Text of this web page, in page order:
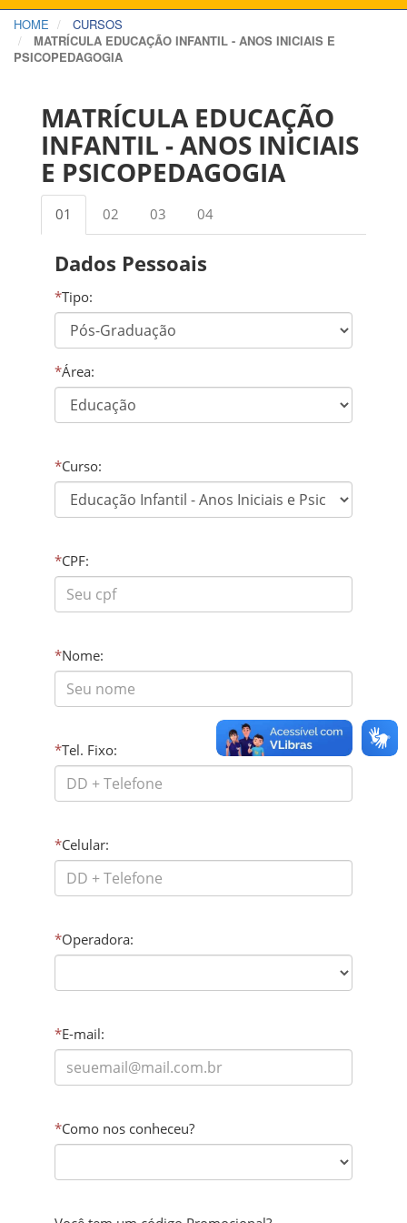
HOME
CURSOS
MATRÍCULA EDUCAÇÃO INFANTIL - ANOS INICIAIS E
PSICOPEDAGOGIA
MATRÍCULA EDUCAÇÃO
INFANTIL - ANOS INICIAIS
E PSICOPEDAGOGIA
01 02 03 04
Dados Pessoais
*Tipo:
*Área:
*Curso:
*CPF:
*Nome:
*Tel. Fixo:
*Celular:
*Operadora:
*E-mail:
*Como nos conheceu?